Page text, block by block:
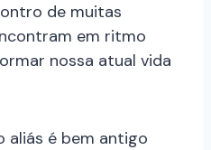
de muitas
em ritmo
nossa atual vida
aliás é bem antigo